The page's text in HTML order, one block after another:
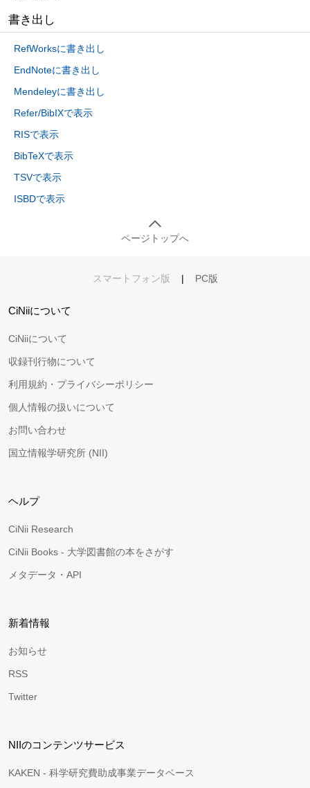
書き出し
RefWorksに書き出し
EndNoteに書き出し
Mendeleyに書き出し
Refer/BibIXで表示
RISで表示
BibTeXで表示
TSVで表示
ISBDで表示
ページトップへ
スマートフォン版 | PC版
CiNiiについて
CiNiiについて
収録刊行物について
利用規約・プライバシーポリシー
個人情報の扱いについて
お問い合わせ
国立情報学研究所 (NII)
ヘルプ
CiNii Research
CiNii Books - 大学図書館の本をさがす
メタデータ・API
新着情報
お知らせ
RSS
Twitter
NIIのコンテンツサービス
KAKEN - 科学研究費助成事業データベース